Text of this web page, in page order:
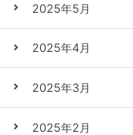
2025年5月
2025年4月
2025年3月
2025年2月